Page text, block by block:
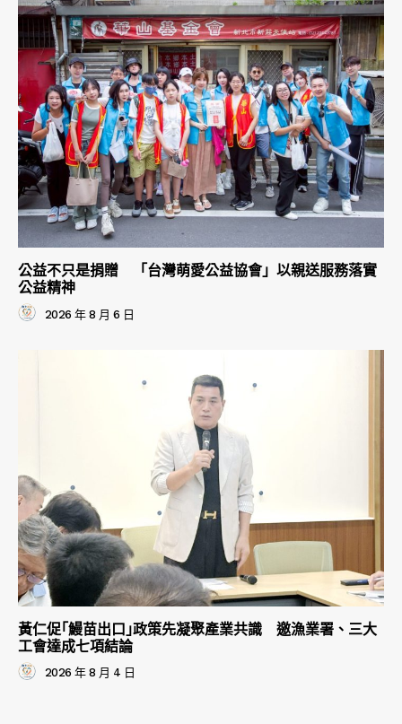
公益不只是捐贈 「台灣萌愛公益協會」以親送服務落實
公益精神
2026 年 8 月 6 日
黃仁促｢鰻苗出口｣政策先凝聚產業共識 邀漁業署、三大
工會達成七項結論
2026 年 8 月 4 日